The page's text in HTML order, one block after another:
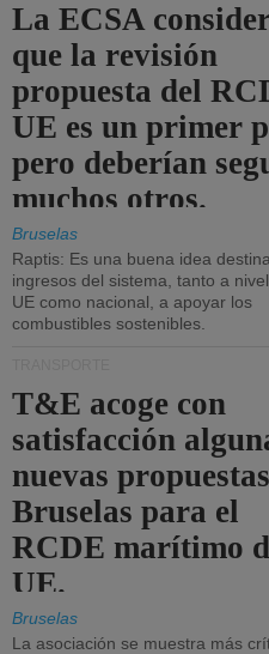
La ECSA
que la revisión
propuesta del
UE es un primer
pero deberían
muchos otros.
Bruselas
Raptis: Es una buena idea
ingresos del sistema, tanto a
UE como nacional, a apoyar los
combustibles sostenibles.
T&E acoge con
satisfacción
nuevas
Bruselas para el
RCDE marítimo
UE.
Bruselas
La asociación se muestra más